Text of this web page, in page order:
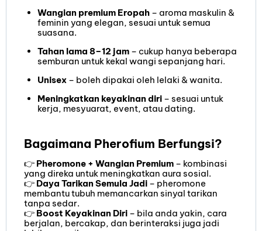
Wangian premium Eropah– aroma maskulin &
feminin yang elegan, sesuai untuk semua
suasana.
Tahan lama 8–12 jam– cukup hanya beberapa
semburan untuk kekal wangi sepanjang hari.
Unisex– boleh dipakai oleh lelaki & wanita.
Meningkatkan keyakinan diri– sesuai untuk
kerja, mesyuarat, event, atau dating.
Bagaimana Pherofium Berfungsi?
👉 Pheromone + Wangian Premium – kombinasi
yang direka untuk meningkatkan aura sosial.
👉 Daya Tarikan Semula Jadi – pheromone
membantu tubuh memancarkan sinyal tarikan
tanpa sedar.
👉 Boost Keyakinan Diri – bila anda yakin, cara
berjalan, bercakap, dan berinteraksi juga jadi